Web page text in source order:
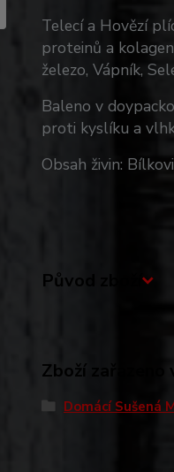
Telecí a Hovězí
proteinů a
železo, Vápník,
Baleno v
proti kyslíku a
Obsah živin:
Původ zboží
Zboží
Domácí Sušená